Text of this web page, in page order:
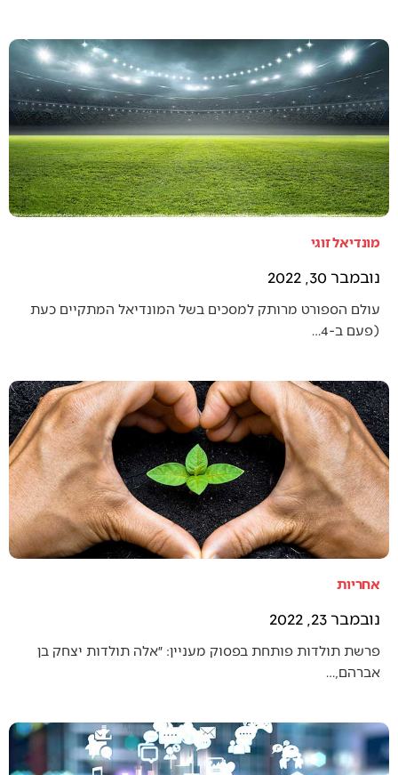
מונדיאל זוגי
נובמבר 30, 2022
עולם הספורט מרותק למסכים בשל המונדיאל המתקיים כעת
(פעם ב-4…
אחריות
נובמבר 23, 2022
פרשת תולדות פותחת בפסוק מעניין: ״אלה תולדות יצחק בן
אברהם,…